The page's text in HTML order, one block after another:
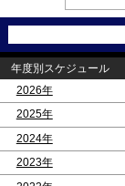
年度別スケジュール
2026年
2025年
2024年
2023年